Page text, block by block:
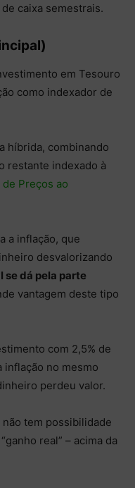
caixa semestrais.
em Tesouro
como indexador de
híbrida, combinando
restante indexado à
Preços ao
a inflação, que
desvalorizando
se dá pela parte
vantagem deste tipo
com 2,5% de
inflação no mesmo
perdeu valor.
tem possibilidade
real” – acima da